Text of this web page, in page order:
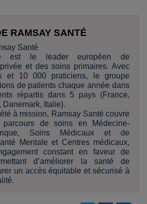
RAMSAY SANTÉ
Santé
est le leader européen de
privée et des soins primaires. Avec
et 10 000 praticiens, le groupe
de patients chaque année dans
répartis dans 5 pays (France,
Danemark, Italie).
à mission, Ramsay Santé couvre
parcours de soins en Médecine-
Soins Médicaux et de
Mentale et Centres médicaux,
constant en faveur de
d’améliorer la santé de
un accès équitable et sécurisé à